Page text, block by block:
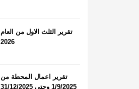
تقرير الثلث الاول من العام
2026
تقرير اعمال المحطة من
1/9/2025 وحتى 31/12/2025